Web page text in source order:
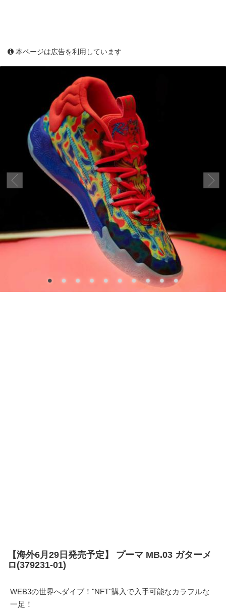
本ページは広告を利用しています
【海外6月29日発売予定】 プーマ MB.03 ガターメ
ロ(379231-01)
WEB3の世界へダイブ！"NFT"購入で入手可能なカラフルな
一足！